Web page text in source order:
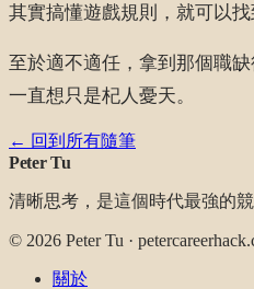
其實搞懂遊戲規則，就可以找
至於適不適任，拿到那個職
一直想只是杞人憂天。
← 回到所有隨筆
Peter Tu
清晰思考，是這個時代最強的
© 2026 Peter Tu ·
關於